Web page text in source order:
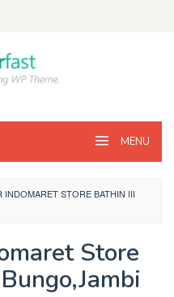
MENU
INDOMARET STORE BATHIN III
Store